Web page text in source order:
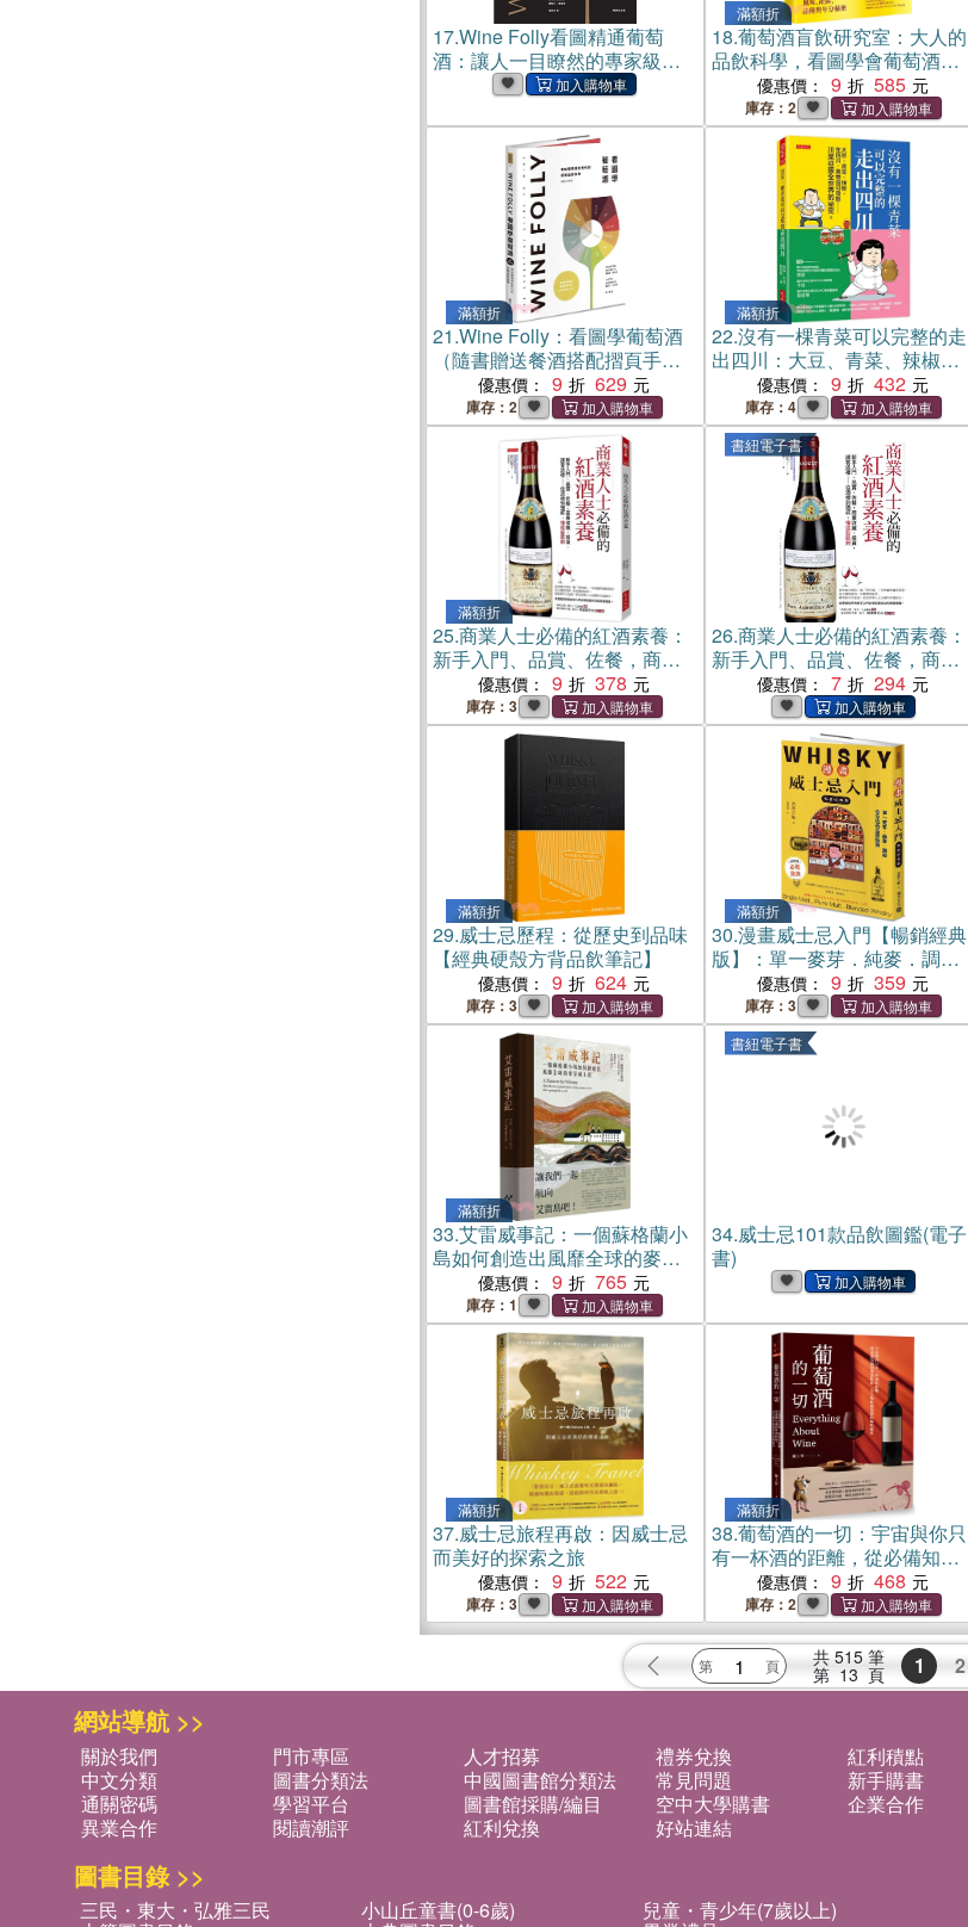
17.Wine Folly看圖精通葡萄
酒：讓人一目瞭然的專家級品
飲指南(電子書)
滿額折
18.葡萄酒盲飲研究室：大人的
品飲科學，看圖學會葡萄酒的
風味、產區、品種與年份秘密
優惠價： 9 585
庫存：2
滿額折
21.Wine Folly：看圖學葡萄酒
（隨書贈送餐酒搭配摺頁手
優惠價： 9 629
庫存：2
滿額折
22.沒有一棵青菜可以完整的走
出四川：大豆、青菜、辣椒，
在四川，萬物皆可發酵－川菜
征服全世界的祕密。
優惠價： 9 432
庫存：4
滿額折
25.商業人士必備的紅酒素養：
新手入門、品賞、佐餐，商業
收藏、投資，請客送禮……從
酒標到酒杯，懂這些就夠
優惠價： 9 378
庫存：3
書紐電子書
26.商業人士必備的紅酒素養：
新手入門、品賞、佐餐，商業
收藏、投資，請客送禮⋯⋯從
酒標到酒杯，懂這些就夠(電子
書)
優惠價： 7 294
滿額折
29.威士忌歷程：從歷史到品味
【經典硬殼方背品飲筆記】
優惠價： 9 624
庫存：3
滿額折
30.漫畫威士忌入門【暢銷經典
版】：單一麥芽．純麥．調
和，全方位的品飲指南
優惠價： 9 359
庫存：3
滿額折
33.艾雷威事記：一個蘇格蘭小
島如何創造出風靡全球的麥芽
威士忌優惠價： 9 765
庫存：1
書紐電子書
34.威士忌101款品飲圖鑑(電子
書)
滿額折
37.威士忌旅程再啟：因威士忌
而美好的探索之旅
優惠價： 9 522
庫存：3
滿額折
38.葡萄酒的一切：宇宙與你只
有一杯酒的距離，從必備知識
到餐酒搭配，完全解析葡萄酒
的風味祕密
優惠價： 9 468
庫存：2
共 515 筆
第 13 頁 1 2
網站導航 >>
關於我們 門市專區 人才招募 禮券兌換
紅利積點
中文分類
圖書分類法 中國圖書館分類法 常見問題
新手購書
通關密碼
學習平台 圖書館採購/編目 空中大學購書
企業合作
異業合作
閱讀潮評 紅利兌換 好站連結
圖書目錄 >>
三民・東大・弘雅三民 小山丘童書(0-6歲) 兒童・青少年(7歲以上)